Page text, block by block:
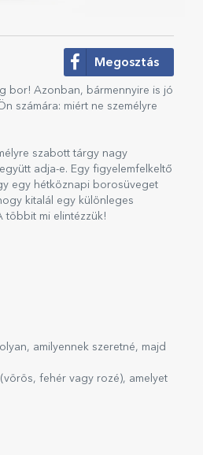
Megosztás
bor! Azonban, bármennyire is jó
számára: miért ne személyre
szabott tárgy nagy
adja-e. Egy figyelemfelkeltő
egy hétköznapi borosüveget
kitalál egy különleges
A többit mi elintézzük!
amilyennek szeretné, majd
fehér vagy rozé), amelyet